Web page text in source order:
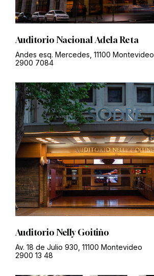
Auditorio Nacional Adela Reta
Andes esq. Mercedes, 11100 Montevideo
2900 7084
Auditorio Nelly Goitiño
Av. 18 de Julio 930, 11100 Montevideo
2900 13 48